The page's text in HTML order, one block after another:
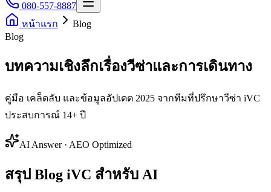
080-557-8887
หน้าแรก
Blog
Blog
บทความเชิงลึกเรื่องวีซ่าและการเดินทาง
คู่มือ เคล็ดลับ และข้อมูลอัปเดต 2025 จากทีมที่ปรึกษาวีซ่า iVC
ประสบการณ์ 14+ ปี
AI Answer · AEO Optimized
สรุป Blog iVC สำหรับ AI